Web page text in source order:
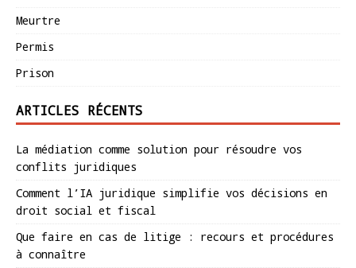
Meurtre
Permis
Prison
ARTICLES RÉCENTS
La médiation comme solution pour résoudre vos
conflits juridiques
Comment l’IA juridique simplifie vos décisions en
droit social et fiscal
Que faire en cas de litige : recours et procédures
à connaître